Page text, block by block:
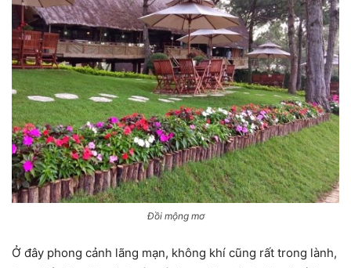
Đồi mộng mơ
Ở đây phong cảnh lãng mạn, không khí cũng rất trong lành,